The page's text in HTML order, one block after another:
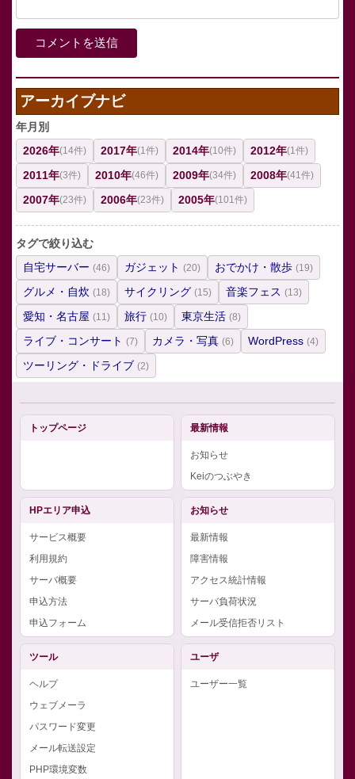
アーカイブナビ
年月別
2026年(14件) 2017年(1件) 2014年(10件) 2012年(1件)
2011年(3件) 2010年(46件) 2009年(34件) 2008年(41件)
2007年(23件) 2006年(23件) 2005年(101件)
タグで絞り込む
自宅サーバー (46) ガジェット (20) おでかけ・散歩 (19)
グルメ・自炊 (18) サイクリング (15) 音楽フェス (13)
愛知・名古屋 (11) 旅行 (10) 東京生活 (8)
ライブ・コンサート (7) カメラ・写真 (6) WordPress (4)
ツーリング・ドライブ (2)
トップページ 最新情報
お知らせ
Keiのつぶやき
HPエリア申込
サービス概要
利用規約
サーバ概要
申込方法
申込フォーム
お知らせ
最新情報
障害情報
アクセス統計情報
サーバ負荷状況
メール受信拒否リスト
ツール
ヘルプ
ウェブメーラ
パスワード変更
メール転送設定
PHP環境変数
ユーザ
ユーザー一覧